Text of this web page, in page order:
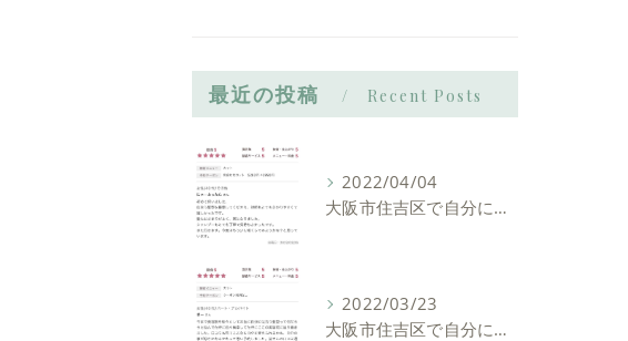
最近の投稿 Recent Posts
2022/04/04
大阪市住吉区で自分に似合う髪型を見つけれる美容室ーLIAM hair Relaxーリアムヘアーリラックス
2022/03/23
大阪市住吉区で自分に似合う髪型を見つけれる美容室ーLIAM hair Relaxーリアムヘアーリラックス